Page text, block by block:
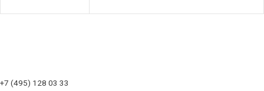
+7 (495) 128 03 33